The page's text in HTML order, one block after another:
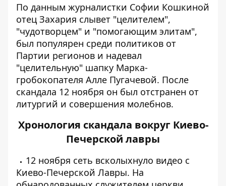
По данным журналистки Софии Кошкиной
отец Захария слывет "целителем",
"чудотворцем" и "помогающим элитам",
был популярен среди политиков от
Партии регионов и надевал
"целительную" шапку Марка-
гробокопателя Алле Пугачевой. После
скандала 12 ноября он был отстранен от
литургий и совершения молебнов.
Хронология скандала вокруг Киево-
Печерской лавры
12 ноября сеть всколыхнуло видео с
Киево-Печерской Лавры. На